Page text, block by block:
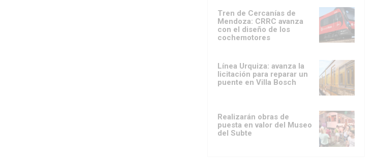
Tren de Cercanías de
Mendoza: CRRC avanza
con el diseño de los
cochemotores
Línea Urquiza: avanza la
licitación para reparar un
puente en Villa Bosch
Realizarán obras de
puesta en valor del Museo
del Subte